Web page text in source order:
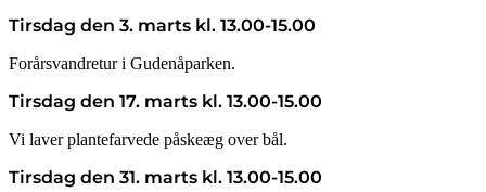
Tirsdag den 3. marts kl. 13.00-15.00
Forårsvandretur i Gudenåparken.
Tirsdag den 17. marts kl. 13.00-15.00
Vi laver plantefarvede påskeæg over bål.
Tirsdag den 31. marts kl. 13.00-15.00